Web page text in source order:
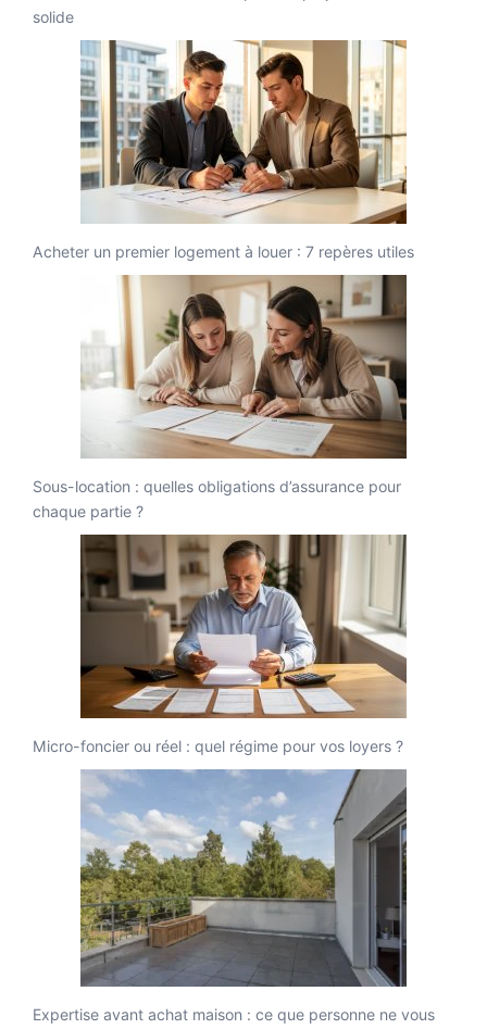
solide
Acheter un premier logement à louer : 7 repères utiles
Sous-location : quelles obligations d’assurance pour
chaque partie ?
Micro-foncier ou réel : quel régime pour vos loyers ?
Expertise avant achat maison : ce que personne ne vous